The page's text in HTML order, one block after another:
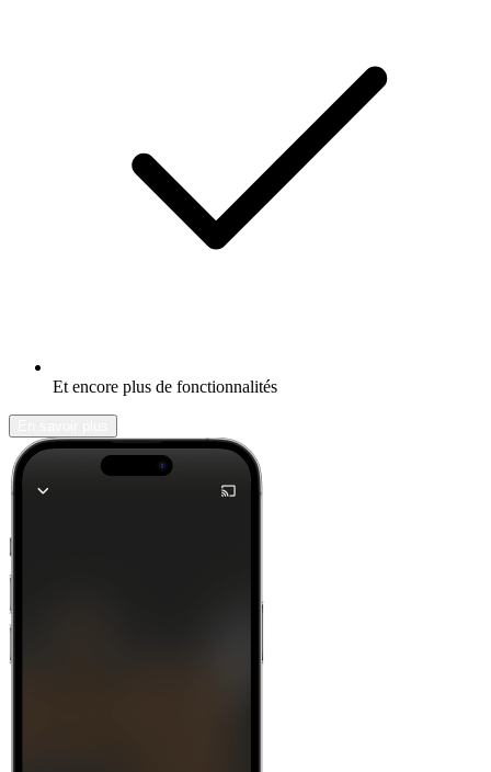
Et encore plus de fonctionnalités